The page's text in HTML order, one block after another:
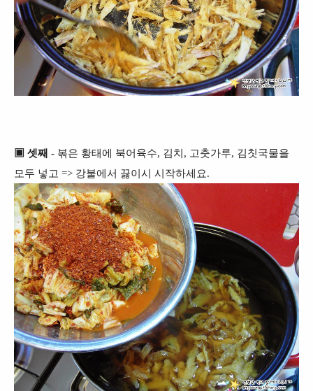
▣ 셋째 - 볶은 황태에 북어육수, 김치, 고춧가루, 김칫국물을
모두 넣고 => 강불에서 끓이시 시작하세요.